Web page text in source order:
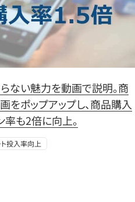
ない魅力を動画で説明。商
をポップアップし、商品購入
率も2倍に向上。
投入率向上